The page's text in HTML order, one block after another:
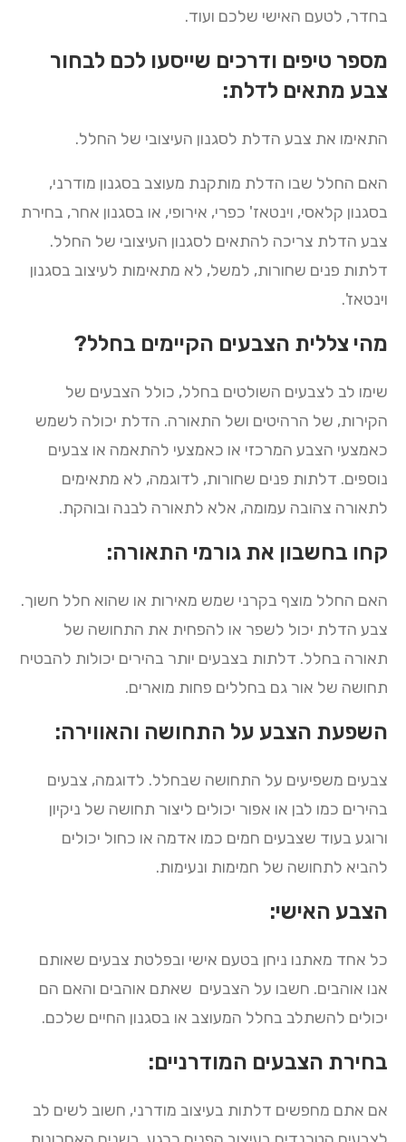
בחדר, לטעם האישי שלכם ועוד.
מספר טיפים ודרכים שייסעו לכם לבחור
צבע מתאים לדלת:
התאימו את צבע הדלת לסגנון העיצובי של החלל.
האם החלל שבו הדלת מותקנת מעוצב בסגנון מודרני,
בסגנון קלאסי, וינטאז' כפרי, אירופי, או בסגנון אחר, בחירת
צבע הדלת צריכה להתאים לסגנון העיצובי של החלל.
דלתות פנים שחורות, למשל, לא מתאימות לעיצוב בסגנון
וינטאז'.
מהי צללית הצבעים הקיימים בחלל?
שימו לב לצבעים השולטים בחלל, כולל הצבעים של
הקירות, של הרהיטים ושל התאורה. הדלת יכולה לשמש
כאמצעי הצבע המרכזי או כאמצעי להתאמה או צבעים
נוספים. דלתות פנים שחורות, לדוגמה, לא מתאימים
לתאורה צהובה עמומה, אלא לתאורה לבנה ובוהקת.
קחו בחשבון את גורמי התאורה:
האם החלל מוצף בקרני שמש מאירות או שהוא חלל חשוך.
צבע הדלת יכול לשפר או להפחית את התחושה של
תאורה בחלל. דלתות בצבעים יותר בהירים יכולות להבטיח
תחושה של אור גם בחללים פחות מוארים.
השפעת הצבע על התחושה והאווירה:
צבעים משפיעים על התחושה שבחלל. לדוגמה, צבעים
בהירים כמו לבן או אפור יכולים ליצור תחושה של ניקיון
ורוגע בעוד שצבעים חמים כמו אדמה או כחול יכולים
להביא לתחושה של חמימות ונעימות.
הצבע האישי:
כל אחד מאתנו ניחן בטעם אישי ובפלטת צבעים שאותם
אנו אוהבים. חשבו על הצבעים שאתם אוהבים והאם הם
יכולים להשתלב בחלל המעוצב או בסגנון החיים שלכם.
בחירת הצבעים המודרניים:
אם אתם מחפשים דלתות בעיצוב מודרני, חשוב לשים לב